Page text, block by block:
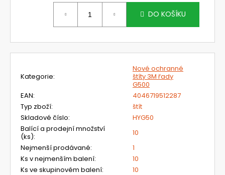
DO KOŠÍKU
Kategorie:
Nové ochranné
štíty 3M řady
G500
EAN:
4046719512287
Typ zboží:
štít
Skladové číslo:
HYG50
Balící a prodejní množství
(ks):
10
Nejmenší prodávané:
1
Ks v nejmenším balení:
10
Ks ve skupinovém balení: 10
j
e
720361
OCHRANNÁ
KÁPĚ
PRO
OBLIČEJOVÝ
ŠTÍT
UNIMASK,
DLOUHÁ